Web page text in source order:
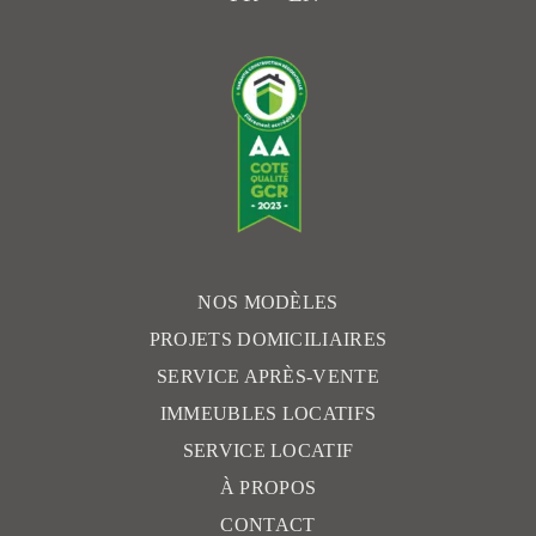
o
o
k
r
a
m
NOS MODÈLES
PROJETS DOMICILIAIRES
SERVICE APRÈS-VENTE
IMMEUBLES LOCATIFS
SERVICE LOCATIF
À PROPOS
CONTACT